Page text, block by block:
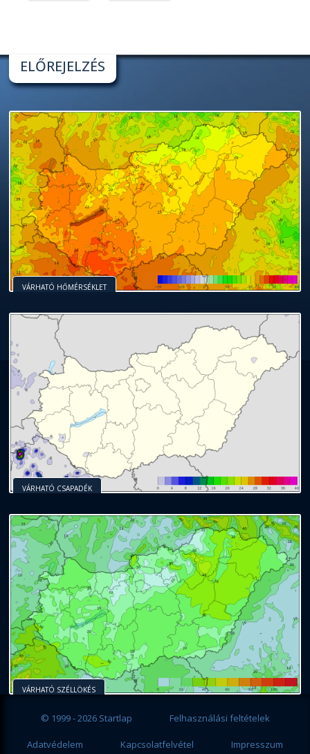
ELŐREJELZÉS
VÁRHATÓ HŐMÉRSÉKLET
VÁRHATÓ CSAPADÉK
VÁRHATÓ SZÉLLÖKÉS
© 1999 - 2026 Startlap Felhasználási feltételek
Adatvédelem Kapcsolatfelvétel Impresszum